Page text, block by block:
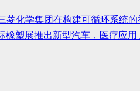
菱化学集团在构建可循环系统
塑展推出新型汽车，医疗应